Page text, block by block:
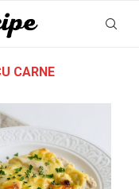
CARNE